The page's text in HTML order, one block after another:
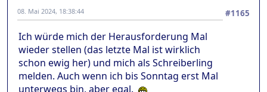
#1165
08. Mai 2024, 18:38:44
Ich würde mich der Herausforderung Mal
wieder stellen (das letzte Mal ist wirklich
schon ewig her) und mich als Schreiberling
melden. Auch wenn ich bis Sonntag erst Mal
unterwegs bin, aber egal.